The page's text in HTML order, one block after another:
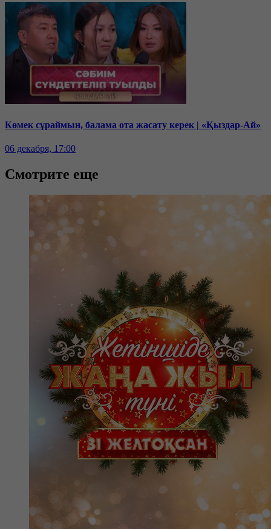
Көмек сұраймын, балама ота жасату керек | «Қыздар-Ай»
06 декабря, 17:00
Смотрите еще